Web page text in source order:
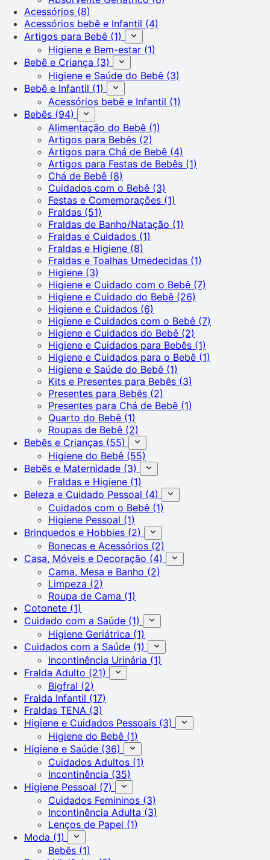
Acessórios (8)
Acessórios bebê e Infantil (4)
Artigos para Bebê (1)
Higiene e Bem-estar (1)
Bebê e Criança (3)
Higiene e Saúde do Bebê (3)
Bebê e Infantil (1)
Acessórios bebê e Infantil (1)
Bebês (94)
Alimentação do Bebê (1)
Artigos para Bebês (2)
Artigos para Chá de Bebê (4)
Artigos para Festas de Bebês (1)
Chá de Bebê (8)
Cuidados com o Bebê (3)
Festas e Comemorações (1)
Fraldas (51)
Fraldas de Banho/Natação (1)
Fraldas e Cuidados (1)
Fraldas e Higiene (8)
Fraldas e Toalhas Umedecidas (1)
Higiene (3)
Higiene e Cuidado com o Bebê (7)
Higiene e Cuidado do Bebê (26)
Higiene e Cuidados (6)
Higiene e Cuidados com o Bebê (7)
Higiene e Cuidados do Bebê (2)
Higiene e Cuidados para Bebês (1)
Higiene e Cuidados para o Bebê (1)
Higiene e Saúde do Bebê (1)
Kits e Presentes para Bebês (3)
Presentes para Bebês (2)
Presentes para Chá de Bebê (1)
Quarto do Bebê (1)
Roupas de Bebê (2)
Bebês e Crianças (55)
Higiene do Bebê (55)
Bebês e Maternidade (3)
Fraldas e Higiene (1)
Beleza e Cuidado Pessoal (4)
Cuidados com o Bebê (1)
Higiene Pessoal (1)
Brinquedos e Hobbies (2)
Bonecas e Acessórios (2)
Casa, Móveis e Decoração (4)
Cama, Mesa e Banho (2)
Limpeza (2)
Roupa de Cama (1)
Cotonete (1)
Cuidado com a Saúde (1)
Higiene Geriátrica (1)
Cuidados com a Saúde (1)
Incontinência Urinária (1)
Fralda Adulto (21)
Bigfral (2)
Fralda Infantil (17)
Fraldas TENA (3)
Higiene e Cuidados Pessoais (3)
Higiene do Bebê (1)
Higiene e Saúde (36)
Cuidados Adultos (1)
Incontinência (35)
Higiene Pessoal (7)
Cuidados Femininos (3)
Incontinência Adulta (3)
Lenços de Papel (1)
Moda (1)
Bebês (1)